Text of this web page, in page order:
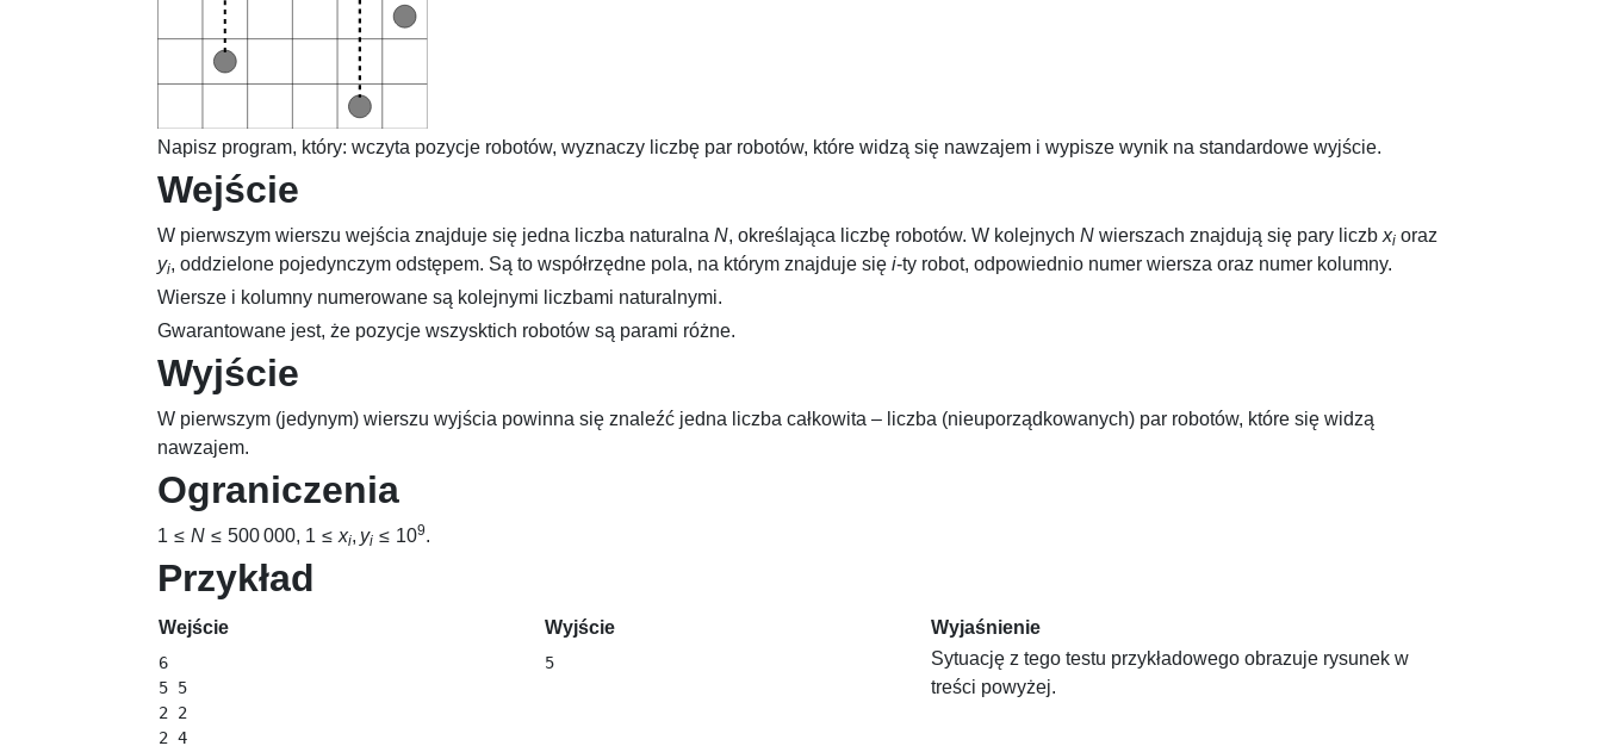
Napisz program, który: wczyta pozycje robotów, wyznaczy liczbę par robotów, które widzą się nawzajem i wypisze wynik na standardowe wyjście.
Wejście
W pierwszym wierszu wejścia znajduje się jedna liczba naturalna N, określająca liczbę robotów. W kolejnych N wierszach znajdują się pary liczb xi oraz
yi, oddzielone pojedynczym odstępem. Są to współrzędne pola, na którym znajduje się i-ty robot, odpowiednio numer wiersza oraz numer kolumny.
Wiersze i kolumny numerowane są kolejnymi liczbami naturalnymi.
Gwarantowane jest, że pozycje wszysktich robotów są parami różne.
Wyjście
W pierwszym (jedynym) wierszu wyjścia powinna się znaleźć jedna liczba całkowita – liczba (nieuporządkowanych) par robotów, które się widzą
nawzajem.
Ograniczenia
1 ≤ N ≤ 500 000, 1 ≤ xi, yi ≤ 109.
Przykład
Wejście Wyjście Wyjaśnienie
6
5 5
2 2
2 4
Sytuację z tego testu przykładowego obrazuje rysunek w
treści powyżej.